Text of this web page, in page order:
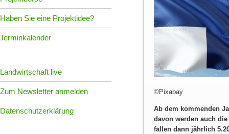
Haben Sie eine Projektidee?
Terminkalender
Landwirtschaft live
Zum Newsletter anmelden
Datenschutzerklärung
©Pixabay
Ab dem kommenden
davon werden auch
fallen dann jährlich